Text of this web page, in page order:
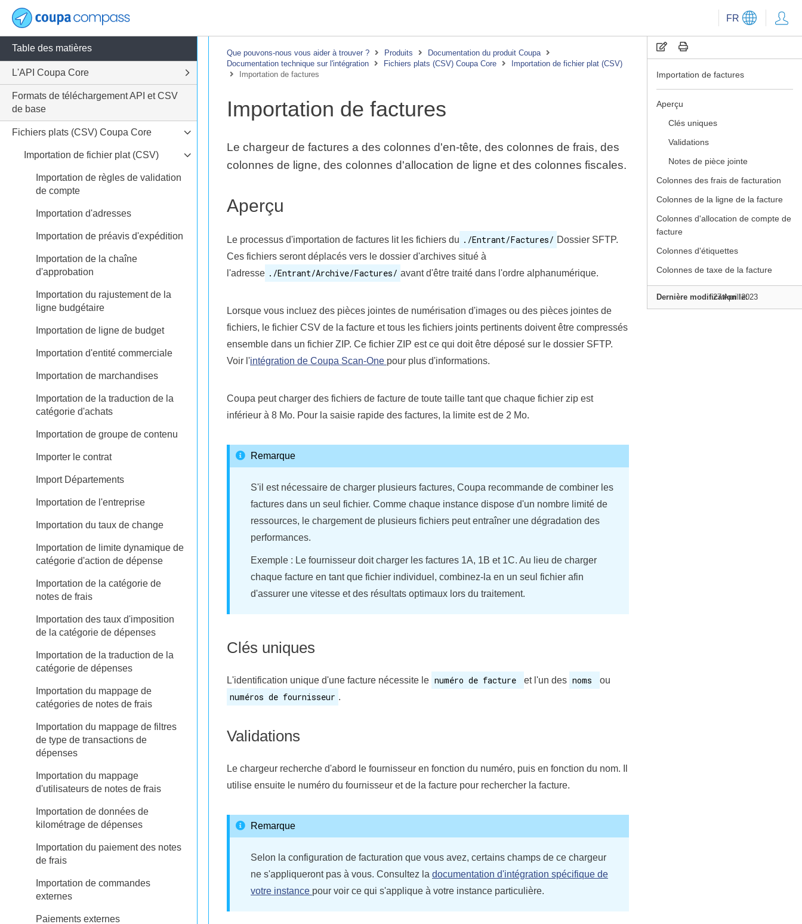
FR
Importation de factures
Aperçu
Clés uniques
Validations
Notes de pièce jointe
Colonnes des frais de facturation
Colonnes de la ligne de la facture
Colonnes d'allocation de compte de
facture
Colonnes d'étiquettes
Colonnes de taxe de la facture
Dernière modification le:
27 April 2023
Que pouvons-nous vous aider à trouver ? Produits
Documentation du produit Coupa
Documentation technique sur l'intégration
Fichiers plats (CSV) Coupa Core
Importation de fichier plat (CSV)
Importation de factures
Importation de factures
Le chargeur de factures a des colonnes d'en-tête, des colonnes de frais, des
colonnes de ligne, des colonnes d'allocation de ligne et des colonnes fiscales.
Aperçu
Le processus d'importation de factures lit les fichiers du ./Entrant/Factures/ Dossier SFTP.
Ces fichiers seront déplacés vers le dossier d'archives situé à
l'adresse ./Entrant/Archive/Factures/ avant d'être traité dans l'ordre alphanumérique.
Lorsque vous incluez des pièces jointes de numérisation d'images ou des pièces jointes de
fichiers, le fichier CSV de la facture et tous les fichiers joints pertinents doivent être compressés
ensemble dans un fichier ZIP. Ce fichier ZIP est ce qui doit être déposé sur le dossier SFTP.
Voir l'intégration de Coupa Scan-One pour plus d'informations.
Coupa peut charger des fichiers de facture de toute taille tant que chaque fichier zip est
inférieur à 8 Mo. Pour la saisie rapide des factures, la limite est de 2 Mo.
Remarque
S'il est nécessaire de charger plusieurs factures, Coupa recommande de combiner les
factures dans un seul fichier. Comme chaque instance dispose d'un nombre limité de
ressources, le chargement de plusieurs fichiers peut entraîner une dégradation des
performances.
Exemple : Le fournisseur doit charger les factures 1A, 1B et 1C. Au lieu de charger
chaque facture en tant que fichier individuel, combinez-la en un seul fichier afin
d'assurer une vitesse et des résultats optimaux lors du traitement.
Clés uniques
L'identification unique d'une facture nécessite le numéro de facture et l'un des noms ou
numéros de fournisseur .
Validations
Le chargeur recherche d'abord le fournisseur en fonction du numéro, puis en fonction du nom. Il
utilise ensuite le numéro du fournisseur et de la facture pour rechercher la facture.
Remarque
Selon la configuration de facturation que vous avez, certains champs de ce chargeur
ne s'appliqueront pas à vous. Consultez la documentation d'intégration spécifique de
votre instance pour voir ce qui s'applique à votre instance particulière.
Table des matières
L'API Coupa Core
Formats de téléchargement API et CSV
de base
Fichiers plats (CSV) Coupa Core
Importation de fichier plat (CSV)
Importation de règles de validation
de compte
Importation d'adresses
Importation de préavis d'expédition
Importation de la chaîne
d'approbation
Importation du rajustement de la
ligne budgétaire
Importation de ligne de budget
Importation d'entité commerciale
Importation de marchandises
Importation de la traduction de la
catégorie d'achats
Importation de groupe de contenu
Importer le contrat
Import Départements
Importation de l'entreprise
Importation du taux de change
Importation de limite dynamique de
catégorie d'action de dépense
Importation de la catégorie de
notes de frais
Importation des taux d'imposition
de la catégorie de dépenses
Importation de la traduction de la
catégorie de dépenses
Importation du mappage de
catégories de notes de frais
Importation du mappage de filtres
de type de transactions de
dépenses
Importation du mappage
d'utilisateurs de notes de frais
Importation de données de
kilométrage de dépenses
Importation du paiement des notes
de frais
Importation de commandes
externes
Paiements externes